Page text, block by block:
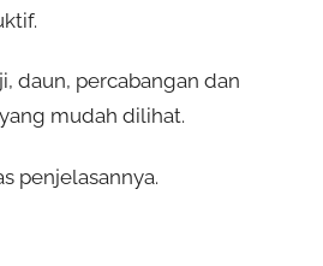
daun, percabangan dan
mudah dilihat.
penjelasannya.